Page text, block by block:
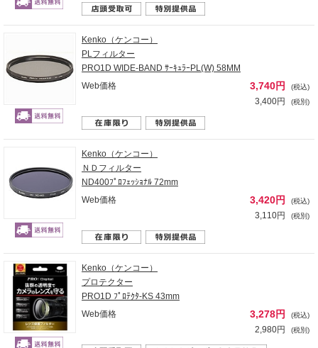
Kenko（ケンコー）
PLフィルター
PRO1D WIDE-BAND ｻｰｷｭﾗｰPL(W) 58MM
Web価格
3,740円 (税込)
3,400円 (税別)
Kenko（ケンコー）
ＮＤフィルター
ND400ﾌﾟﾛﾌｪｯｼｮﾅﾙ 72mm
Web価格
3,420円 (税込)
3,110円 (税別)
Kenko（ケンコー）
プロテクター
PRO1D ﾌﾟﾛﾃｸﾀ-KS 43mm
Web価格
3,278円 (税込)
2,980円 (税別)